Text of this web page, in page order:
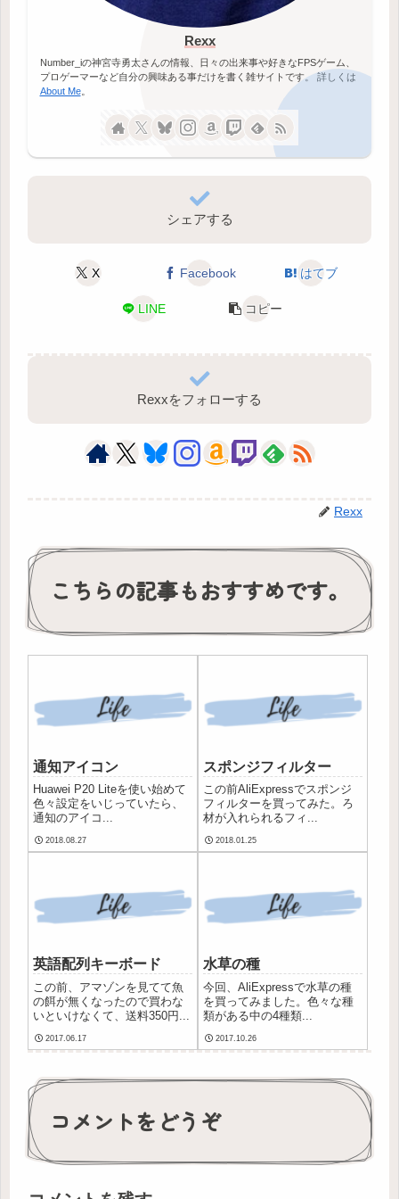
Rexx
Number_iの神宮寺勇太さんの情報、日々の出来事や好きなFPSゲーム、
プロゲーマーなど自分の興味ある事だけを書く雑サイトです。 詳しくは
About Me。
シェアする
X Facebook はてブ
LINE コピー
Rexxをフォローする
Rexx
こちらの記事もおすすめです。
通知アイコン
Huawei P20 Liteを使い始めて
色々設定をいじっていたら、
通知のアイコ...
2018.08.27
スポンジフィルター
この前AliExpressでスポンジ
フィルターを買ってみた。ろ
材が入れられるフィ...
2018.01.25
英語配列キーボード
この前、アマゾンを見てて魚
の餌が無くなったので買わな
いといけなくて、送料350円...
2017.06.17
水草の種
今回、AliExpressで水草の種
を買ってみました。色々な種
類がある中の4種類...
2017.10.26
コメントをどうぞ